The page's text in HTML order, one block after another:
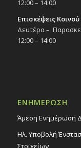
12:00 – 14:00
Επισκέψεις
Δευτέρα –
12:00 – 14:00
ΕΝΗΜΕΡΩΣΗ
Άμεση Ενημέρωση
Ηλ. Υποβολή
Στοιχείων